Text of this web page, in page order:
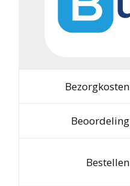
Bezorgkosten
Beoordeling
Bestellen